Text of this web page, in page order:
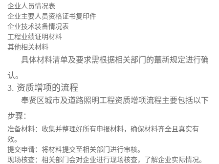
企业人员情况表
企业主要人员资格证书复印件
企业技术装备情况表
工程业绩证明材料
其他相关材料
具体材料清单及要求需根据相关部门的蕞新规定进行确
认。
3. 资质增项的流程
奉贤区城市及道路照明工程资质增项流程主要包括以下
步骤：
准备材料：收集并整理好所有申报材料，确保材料齐全且真实有
效。
提交申请：将材料提交至相关部门进行审核。
现场核查：相关部门会对企业进行现场核查，了解企业实际情况。